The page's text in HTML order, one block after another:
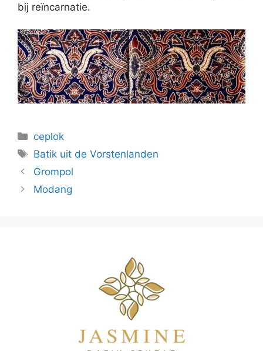
bij reïncarnatie.
Categorieën
ceplok
Tags
Batik uit de Vorstenlanden
Grompol
Modang